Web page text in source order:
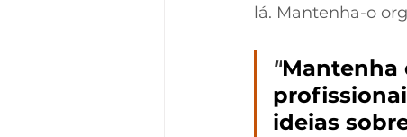
lá. Mantenha-o
"Mantenha
ideias